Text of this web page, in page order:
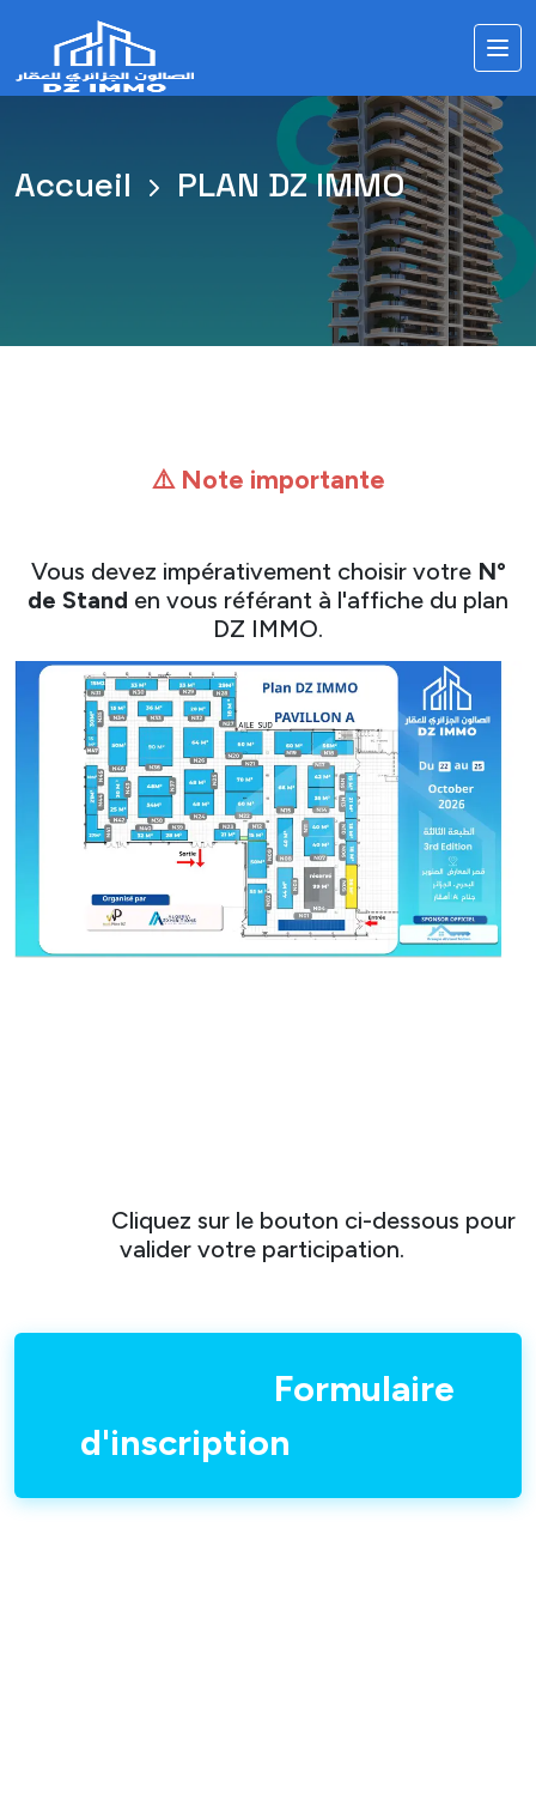
Accueil PLAN DZ IMMO
⚠️ Note importante
Vous devez impérativement choisir votre N°
de Stand en vous référant à l'affiche du plan
DZ IMMO.
Cliquez sur le bouton ci-dessous pour
valider votre participation.
Formulaire
d'inscription